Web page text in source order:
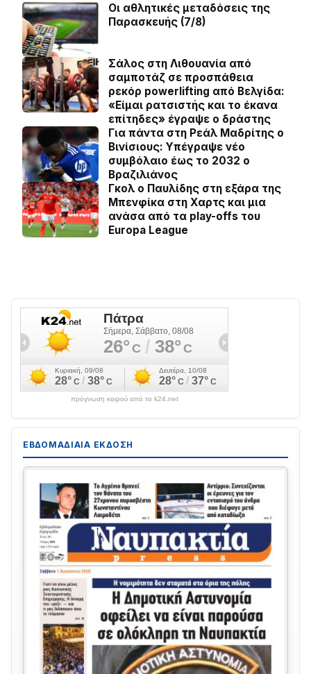
Οι αθλητικές μεταδόσεις της
Παρασκευής (7/8)
Σάλος στη Λιθουανία από
σαμποτάζ σε προσπάθεια
ρεκόρ powerlifting από Βελγίδα:
«Είμαι ρατσιστής και το έκανα
επίτηδες» έγραψε ο δράστης
Για πάντα στη Ρεάλ Μαδρίτης ο
Βινίσιους: Yπέγραψε νέο
συμβόλαιο έως το 2032 ο
Βραζιλιάνος
Γκολ ο Παυλίδης στη εξάρα της
Μπενφίκα στη Χαρτς και μια
ανάσα από τα play-offs του
Europa League
πρόγνωση καιρού από το k24.net